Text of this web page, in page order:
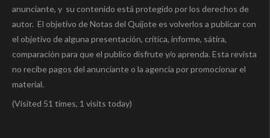
anunciante, y su contenido está protegido por los derechos de
autor. El objetivo de Notas del Quijote es volverlos a publicar con
el objetivo de alguna presentación, crítica, informe, sátira,
comparación para que el publico disfrute y/o aprenda. Esta revista
no recibe pagos del anunciante o la agencia por promocionar el
material.
(Visited 51 times, 1 visits today)